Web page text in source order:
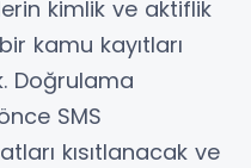
kimlik ve aktiflik
kamu kayıtları
Doğrulama
SMS
kısıtlanacak ve